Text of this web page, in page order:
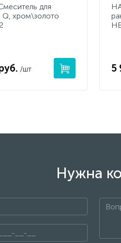
для
Q, хром\золото
/шт 5
Нужна